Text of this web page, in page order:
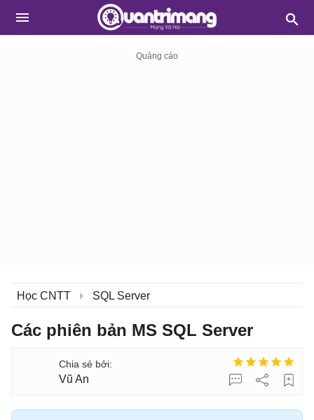
Học CNTT SQL Server
Các phiên bản MS SQL Server
Vũ An